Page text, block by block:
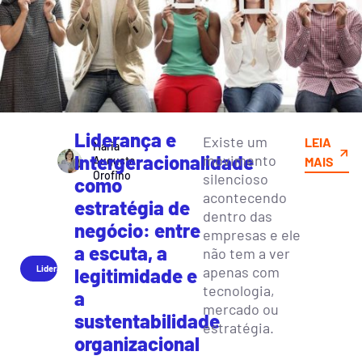
Liderança
Maria
Augusta
Orofino
Liderança e
Intergeracionalidade
como
estratégia de
negócio: entre
a escuta, a
legitimidade e
a
sustentabilidade
organizacional
Existe um
movimento
silencioso
acontecendo
dentro das
empresas e ele
não tem a ver
apenas com
tecnologia,
mercado ou
estratégia.
LEIA
MAIS